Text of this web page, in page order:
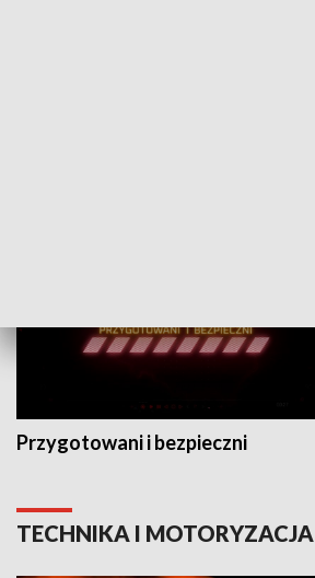
Przygotowani i bezpieczni
TECHNIKA I MOTORYZACJA